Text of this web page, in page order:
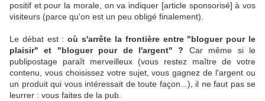
positif et pour la morale, on va indiquer [article sponsorisé] à vos
visiteurs (parce qu'on est un peu obligé finalement).
Le débat est :où s'arrête la frontière entre "bloguer pour le
plaisir" et "bloguer pour de l'argent" ? Car même si le
publipostage paraît merveilleux (vous restez maître de votre
contenu, vous choisissez votre sujet, vous gagnez de l'argent ou
un produit qui vous intéressait de toute façon...), il ne faut pas se
leurrer : vous faites de la pub.